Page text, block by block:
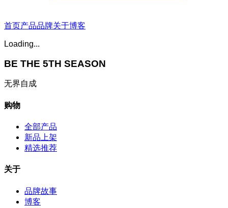
首页产品品牌关于博客
Loading...
BE THE 5TH SEASON
无界自成
购物
全部产品
新品上架
精选推荐
关于
品牌故事
博客